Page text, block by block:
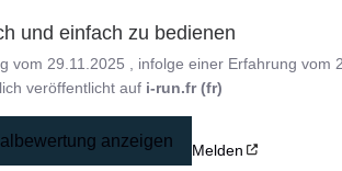
und einfach zu bedienen
vom 29.11.2025 , infolge einer Erfahrung vom
veröffentlicht auf i-run.fr (fr)
anzeigen Melden